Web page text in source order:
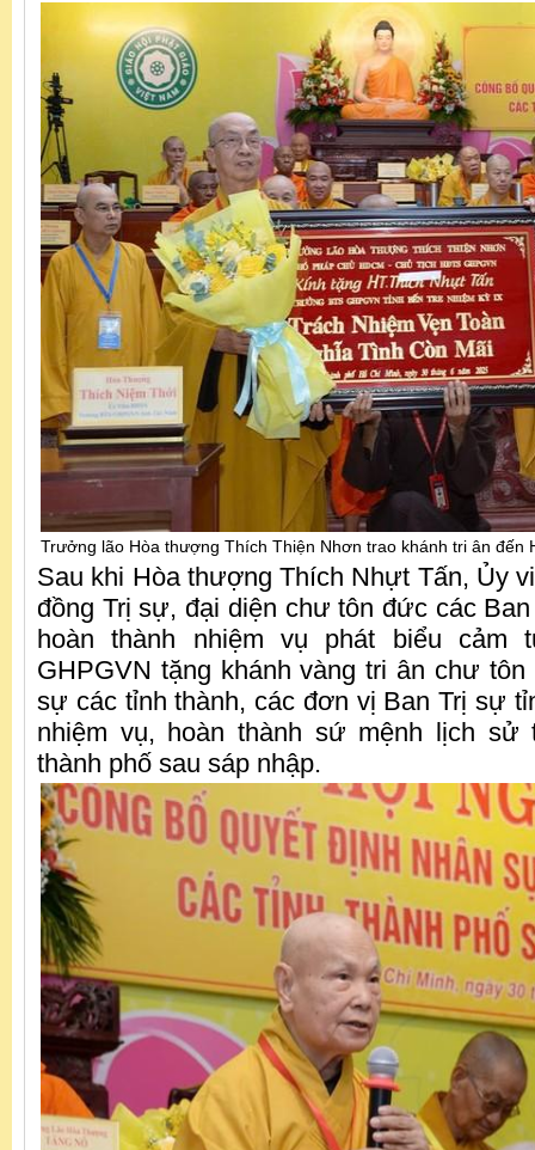
Trưởng lão Hòa thượng Thích Thiện Nhơn trao khánh tri ân đến
Sau khi Hòa thượng Thích Nhựt Tấn, Ủy
đồng Trị sự, đại diện chư tôn đức các
hoàn thành nhiệm vụ phát biểu cảm
GHPGVN tặng khánh vàng tri ân chư
sự các tỉnh thành, các đơn vị Ban Trị sự
nhiệm vụ, hoàn thành sứ mệnh lịch
thành phố sau sáp nhập.